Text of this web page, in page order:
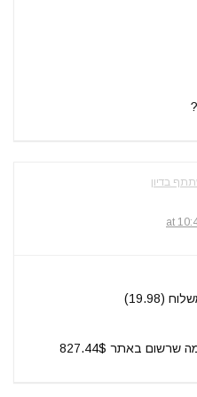
בדיון
(19.98)
באתר 827.44$